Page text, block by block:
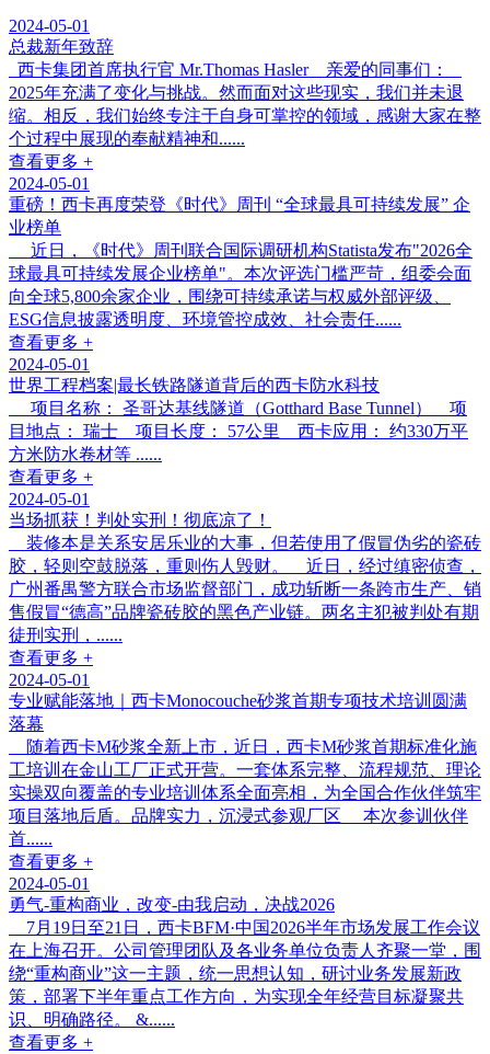
2024-05-01
总裁新年致辞
西卡集团首席执行官 Mr.Thomas Hasler 亲爱的同事们：
2025年充满了变化与挑战。然而面对这些现实，我们并未退
缩。相反，我们始终专注于自身可掌控的领域，感谢大家在整
个过程中展现的奉献精神和......
查看更多 +
2024-05-01
重磅！西卡再度荣登《时代》周刊 “全球最具可持续发展” 企
业榜单
近日，《时代》周刊联合国际调研机构Statista发布"2026全
球最具可持续发展企业榜单"。本次评选门槛严苛，组委会面
向全球5,800余家企业，围绕可持续承诺与权威外部评级、
ESG信息披露透明度、环境管控成效、社会责任......
查看更多 +
2024-05-01
世界工程档案|最长铁路隧道背后的西卡防水科技
项目名称： 圣哥达基线隧道（Gotthard Base Tunnel） 项
目地点： 瑞士 项目长度： 57公里 西卡应用： 约330万平
方米防水卷材等 ......
查看更多 +
2024-05-01
当场抓获！判处实刑！彻底凉了！
装修本是关系安居乐业的大事，但若使用了假冒伪劣的瓷砖
胶，轻则空鼓脱落，重则伤人毁财。 近日，经过缜密侦查，
广州番禺警方联合市场监督部门，成功斩断一条跨市生产、销
售假冒“德高”品牌瓷砖胶的黑色产业链。两名主犯被判处有期
徒刑实刑，......
查看更多 +
2024-05-01
专业赋能落地｜西卡Monocouche砂浆首期专项技术培训圆满
落幕
随着西卡M砂浆全新上市，近日，西卡M砂浆首期标准化施
工培训在金山工厂正式开营。一套体系完整、流程规范、理论
实操双向覆盖的专业培训体系全面亮相，为全国合作伙伴筑牢
项目落地后盾。品牌实力，沉浸式参观厂区 本次参训伙伴
首......
查看更多 +
2024-05-01
勇气-重构商业，改变-由我启动，决战2026
7月19日至21日，西卡BFM·中国2026半年市场发展工作会议
在上海召开。公司管理团队及各业务单位负责人齐聚一堂，围
绕“重构商业”这一主题，统一思想认知，研讨业务发展新政
策，部署下半年重点工作方向，为实现全年经营目标凝聚共
识、明确路径。 &......
查看更多 +